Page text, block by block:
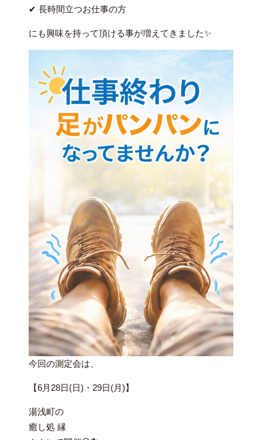
✔ 長時間立つお仕事の方
にも興味を持って頂ける事が増えてきました✨
今回の測定会は、
【6月28日(日)・29日(月)】
湯浅町の
癒し処 縁